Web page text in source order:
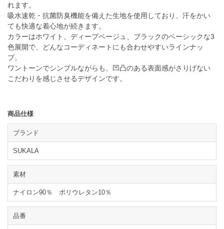
れます。
吸水速乾・抗菌防臭機能を備えた生地を使用しており、汗をかい
ても快適な着心地が続きます。
カラーはホワイト、ディープベージュ、ブラックのベーシックな3
色展開で、どんなコーディネートにも合わせやすいラインナッ
プ。
ワントーンでシンプルながらも、凹凸のある表面感がさりげない
こだわりを感じさせるデザインです。
商品仕様
ブランド
SUKALA
素材
ナイロン90％ ポリウレタン10％
品番